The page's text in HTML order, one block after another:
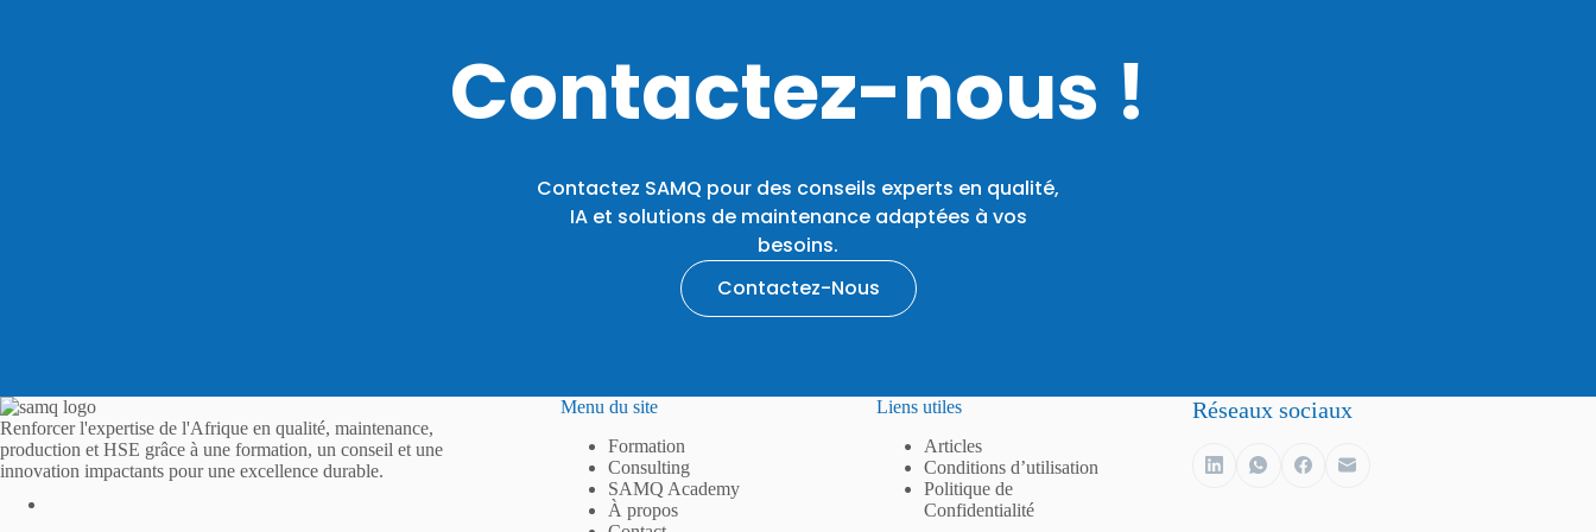
Contactez-nous !
Contactez SAMQ pour des conseils experts en qualité,
IA et solutions de maintenance adaptées à vos
besoins.
Contactez-Nous
Renforcer l'expertise de l'Afrique en qualité, maintenance,
production et HSE grâce à une formation, un conseil et une
innovation impactants pour une excellence durable.
Menu du site
Formation
Consulting
SAMQ Academy
À propos
Liens utiles
Articles
Conditions d’utilisation
Politique de
Confidentialité
Réseaux sociaux